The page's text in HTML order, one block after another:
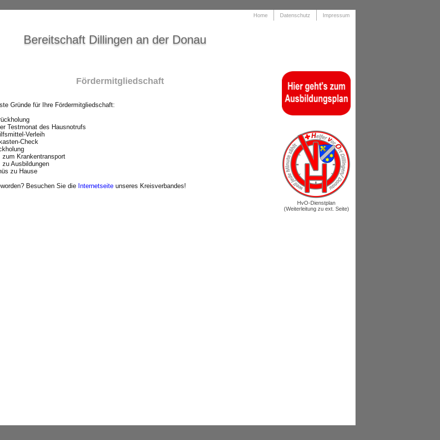
Bereitschaft Dillingen an der Donau
Home Datenschutz Impressum
Fördermitgliedschaft
Gründe für Ihre Fördermitgliedschaft:
Testmonat des Hausnotrufs
Verleih
Check
Krankentransport
Ausbildungen
zu Hause
Besuchen Sie die Internetseite unseres Kreisverbandes!
HvO-Dienstplan
(Weiterleitung zu ext. Seite)